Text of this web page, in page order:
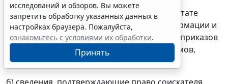
а) сведения, подтверждающие наличие в штате
лицензиата специалистов по защите информации и
их квалификацию (с указанием реквизитов приказов
о назначении или трудовых книжек, дипломов,
удостоверений, свидетельств);
исследований и обзоров. Вы можете
запретить обработку указанных данных в
настройках браузера. Пожалуйста,
ознакомьтесь с условиями их обработки.
Принять